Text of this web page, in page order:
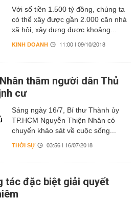
Với số tiền 1.500 tỷ đồng, chúng ta
có thể xây được gần 2.000 căn nhà
xã hội, xây dựng được khoảng...
KINH DOANH 11:00 | 09/10/2018
thăm người dân Thủ
cư
Sáng ngày 16/7, Bí thư Thành ủy
TP.HCM Nguyễn Thiện Nhân có
chuyến khảo sát về cuộc sống...
THỜI SỰ 03:56 | 16/07/2018
tác đặc biệt giải quyết